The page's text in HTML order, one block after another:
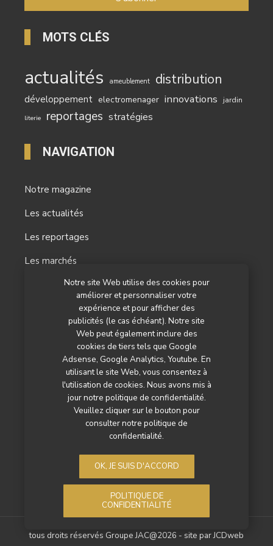
Notre site Web utilise des cookies pour
améliorer et personnaliser votre
expérience et pour afficher des
publicités (le cas échéant). Notre site
Web peut également inclure des
cookies de tiers tels que Google
Adsense, Google Analytics, Youtube. En
utilisant le site Web, vous consentez à
l'utilisation de cookies. Nous avons mis à
jour notre politique de confidentialité.
Veuillez cliquer sur le bouton pour
consulter notre politique de
confidentialité.
OK, JE SUIS D'ACCORD
POLITIQUE DE
CONFIDENTIALITÉ
MOTS CLÉS
actualités ameublement distribution
développement electromenager innovations jardin
literie reportages stratégies
NAVIGATION
Notre magazine
Les actualités
Les reportages
Les marchés
Nos autres titres
Qui sommes-nous ?
Contactez-nous
Mentions légales
Politique de confidentialité
tous droits réservés Groupe JAC@2026 - site parJCDweb